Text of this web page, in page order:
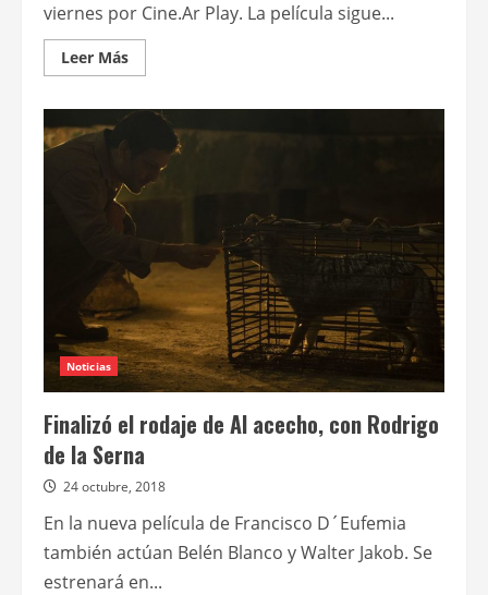
viernes por Cine.Ar Play. La película sigue...
Leer MásLeer
más
estrena
sueño
hermoso,
documental
de
Tomás
Noticias
Finalizó el rodaje de Al acecho, con Rodrigo
de la Serna
24 octubre, 2018
En la nueva película de Francisco D´Eufemia
también actúan Belén Blanco y Walter Jakob. Se
estrenará en...